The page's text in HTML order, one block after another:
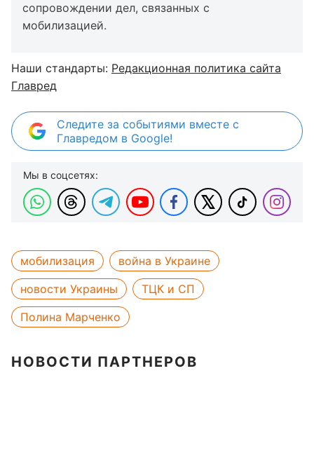
сопровождении дел, связанных с
мобилизацией.
Наши стандарты: Редакционная политика сайта
Главред
Следите за событиями вместе с
Главредом в Google!
Мы в соцсетях:
мобилизация
война в Украине
новости Украины
ТЦК и СП
Полина Марченко
НОВОСТИ ПАРТНЕРОВ